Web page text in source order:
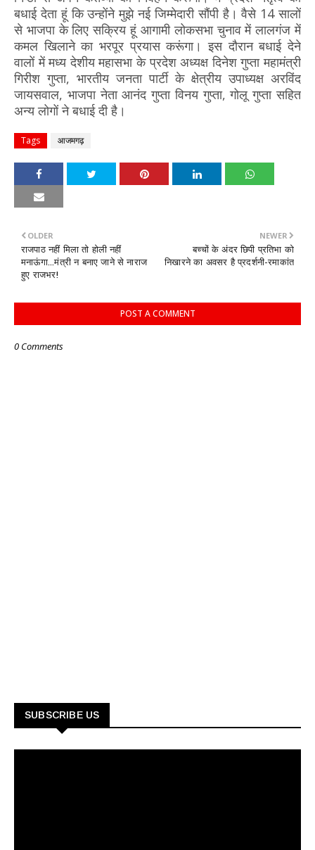
बधाई देता हूं कि उन्होंने मुझे नई जिम्मेदारी सौंपी है। वैसे 14 सालों
से भाजपा के लिए सक्रिय हूं आगामी लोकसभा चुनाव में लालगंज में
कमल खिलाने का भरपूर प्रयास करूंगा। इस दौरान बधाई देने
वालों में मध्य देशीय महासभा के प्रदेश अध्यक्ष दिनेश गुप्ता महामंत्री
गिरीश गुप्ता, भारतीय जनता पार्टी के क्षेत्रीय उपाध्यक्ष अरविंद
जायसवाल, भाजपा नेता आनंद गुप्ता विनय गुप्ता, गोलू गुप्ता सहित
अन्य लोगों ने बधाई दी है।
Tags आजमगढ़
NEWER
बच्चों के अंदर छिपी प्रतिभा को
निखारने का अवसर है प्रदर्शनी-रमाकांत
OLDER
राजपाठ नहीं मिला तो होली नहीं
मनाऊंगा...मंत्री न बनाए जाने से नाराज
हुए राजभर!
POST A COMMENT
0 Comments
SUBSCRIBE US